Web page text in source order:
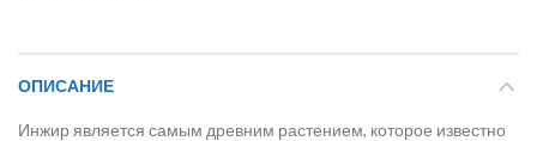
ОПИСАНИЕ
Инжир является самым древним растением, которое известно